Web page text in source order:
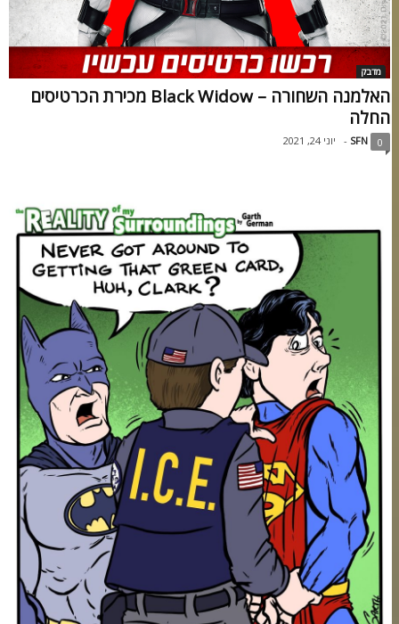
מדבק
האלמנה השחורה – Black Widow מכירת הכרטיסים
החלה
SFN יוני 24, 2021 0